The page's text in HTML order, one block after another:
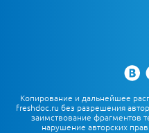
Копирование и дальнейшее
freshdoc.ru без разрешения
заимствование фрагментов
нарушение авторских